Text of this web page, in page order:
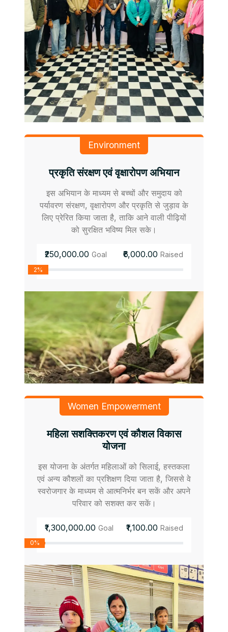
Environment
प्रकृति संरक्षण एवं वृक्षारोपण अभियान
इस अभियान के माध्यम से बच्चों और समुदाय को
पर्यावरण संरक्षण, वृक्षारोपण और प्रकृति से जुड़ाव के
लिए प्रेरित किया जाता है, ताकि आने वाली पीढ़ियों
को सुरक्षित भविष्य मिल सके।
₹250,000.00 Goal ₹6,000.00 Raised
2%
Women Empowerment
महिला सशक्तिकरण एवं कौशल विकास
योजना
इस योजना के अंतर्गत महिलाओं को सिलाई, हस्तकला
एवं अन्य कौशलों का प्रशिक्षण दिया जाता है, जिससे वे
स्वरोजगार के माध्यम से आत्मनिर्भर बन सकें और अपने
परिवार को सशक्त कर सकें।
₹1,300,000.00 Goal ₹1,100.00 Raised
0%